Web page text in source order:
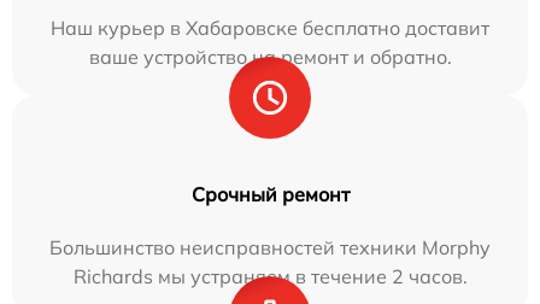
Наш курьер в Хабаровске бесплатно доставит
ваше устройство на ремонт и обратно.
Срочный ремонт
Большинство неисправностей техники Morphy
Richards мы устраняем в течение 2 часов.